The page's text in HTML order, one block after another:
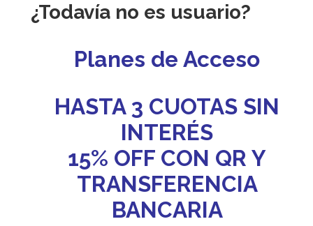
¿Todavía no es usuario?
Planes de Acceso
HASTA 3 CUOTAS SIN
INTERÉS
15% OFF CON QR Y
TRANSFERENCIA
BANCARIA